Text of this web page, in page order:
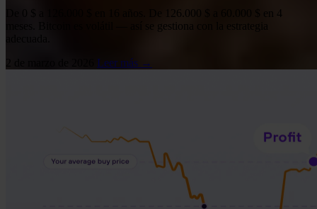
De 0 $ a 126.000 $ en 16 años. De 126.000 $ a 60.000 $ en 4
meses. Bitcoin es volátil — así se gestiona con la estrategia
Leer más →